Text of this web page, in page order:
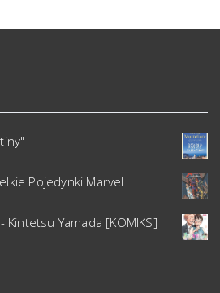
Pojedynki Marvel
Kintetsu Yamada [KOMIKS]